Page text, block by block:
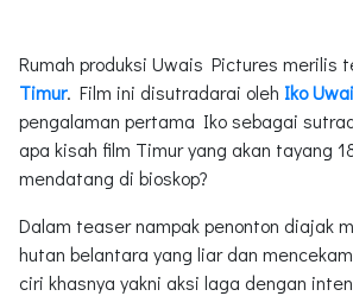
Rumah produksi Uwais Pictures merilis
Timur. Film ini disutradarai oleh Iko
pengalaman pertama Iko sebagai
apa kisah film Timur yang akan tayang
mendatang di bioskop?
Dalam teaser nampak penonton diajak
hutan belantara yang liar dan
ciri khasnya yakni aksi laga dengan